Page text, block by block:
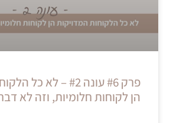
פרק #6 עונה #2 – לא
הן לקוחות חלומיות, וזה לא